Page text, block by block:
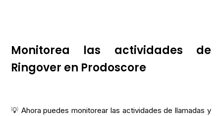
Monitorea las actividades de
Ringover en Prodoscore
💡 Ahora puedes monitorear las actividades de llamadas y